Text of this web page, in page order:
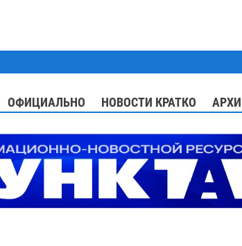
ОФИЦИАЛЬНО НОВОСТИ КРАТКО